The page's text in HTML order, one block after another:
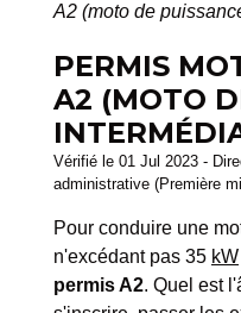
A2 (moto de
PERMIS
A2 (MOTO
Vérifié le 01 Jul 2023 -
administrative (Première
Pour conduire une
n'excédant pas 35 kW
permis A2. Quel est